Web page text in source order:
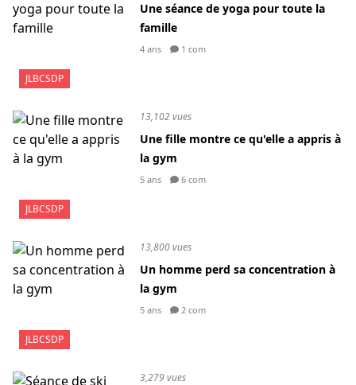
JLBCSDP
Une séance de yoga pour toute la
famille
4 ans 1 com
JLBCSDP
13,102 vues
Une fille montre ce qu'elle a appris à
la gym
5 ans 6 com
JLBCSDP
13,800 vues
Un homme perd sa concentration à
la gym
5 ans 2 com
3,279 vues